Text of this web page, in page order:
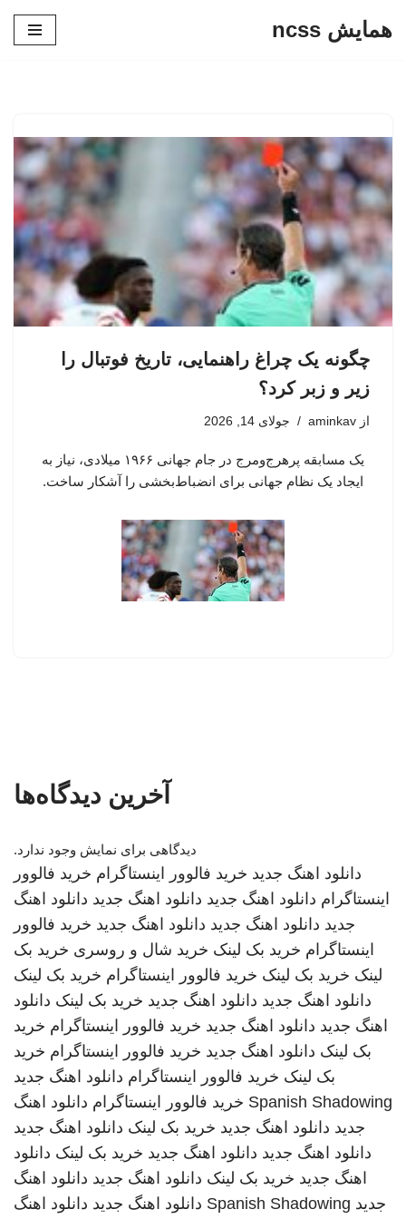
همایش ncss
چگونه یک چراغ راهنمایی، تاریخ فوتبال را
زیر و زبر کرد؟
از aminkav جولای 14, 2026
یک مسابقه پرهرج‌ومرج در جام جهانی ۱۹۶۶ میلادی، نیاز به
ایجاد یک نظام جهانی برای انضباط‌بخشی را آشکار ساخت.
آخرین دیدگاه‌ها
دیدگاهی برای نمایش وجود ندارد.
دانلود اهنگ جدید خرید فالوور اینستاگرام خرید فالوور
اینستاگرام دانلود اهنگ جدید دانلود اهنگ جدید دانلود اهنگ
جدید دانلود اهنگ جدید دانلود اهنگ جدید خرید فالوور
اینستاگرام خرید بک لینک خرید شال و روسری خرید بک
لینک خرید بک لینک خرید فالوور اینستاگرام خرید بک لینک
دانلود اهنگ جدید دانلود اهنگ جدید خرید بک لینک دانلود
اهنگ جدید دانلود اهنگ جدید خرید فالوور اینستاگرام خرید
بک لینک دانلود اهنگ جدید خرید فالوور اینستاگرام خرید
بک لینک خرید فالوور اینستاگرام دانلود اهنگ جدید
Spanish Shadowing خرید فالوور اینستاگرام دانلود اهنگ
جدید دانلود اهنگ جدید خرید بک لینک دانلود اهنگ جدید
دانلود اهنگ جدید دانلود اهنگ جدید خرید بک لینک دانلود
اهنگ جدید خرید بک لینک دانلود اهنگ جدید دانلود اهنگ
جدید Spanish Shadowing دانلود اهنگ جدید دانلود اهنگ